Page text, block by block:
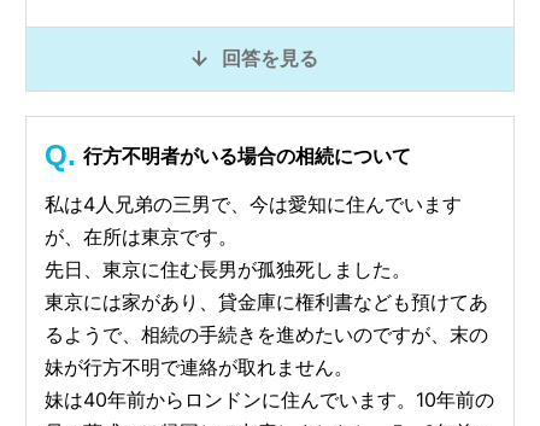
回答を見る
行方不明者がいる場合の相続について
私は4人兄弟の三男で、今は愛知に住んでいます
が、在所は東京です。
先日、東京に住む長男が孤独死しました。
東京には家があり、貸金庫に権利書なども預けてあ
るようで、相続の手続きを進めたいのですが、末の
妹が行方不明で連絡が取れません。
妹は40年前からロンドンに住んでいます。10年前の